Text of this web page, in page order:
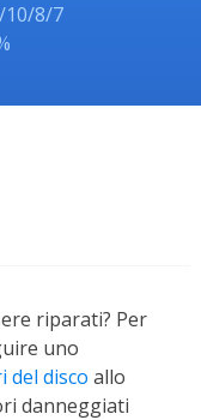
10/8/7
riparati? Per
uno
disco allo
danneggiati